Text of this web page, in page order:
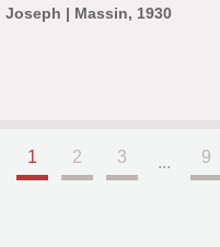
Joseph | Massin, 1930
1 2 3 ... 9